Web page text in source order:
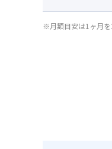
※月額目安は1ヶ月を